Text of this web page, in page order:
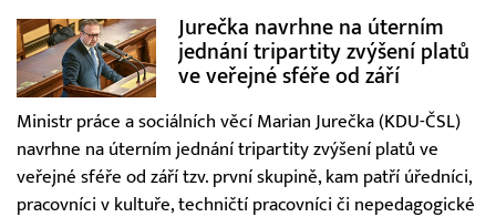
Jurečka navrhne na úterním
jednání tripartity zvýšení platů
ve veřejné sféře od září
Ministr práce a sociálních věcí Marian Jurečka (KDU-ČSL)
navrhne na úterním jednání tripartity zvýšení platů ve
veřejné sféře od září tzv. první skupině, kam patří úředníci,
pracovníci v kultuře, techničtí pracovníci či nepedagogické